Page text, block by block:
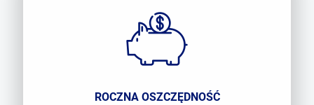
ROCZNA OSZCZĘDNOŚĆ